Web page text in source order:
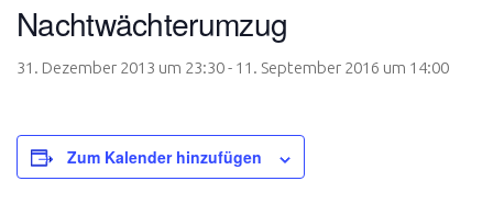
Nachtwächterumzug
31. Dezember 2013 um 23:30- 11. September 2016 um 14:00
Zum Kalender hinzufügen